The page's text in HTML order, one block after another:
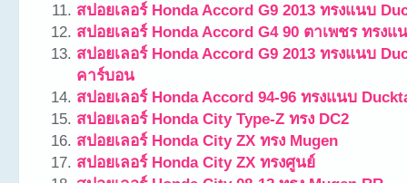
สปอยเลอร์ Honda Accord G9 2013 ทรงแนบ
สปอยเลอร์ Honda Accord G4 90 ตาเพชร ทรงแ
สปอยเลอร์ Honda Accord G9 2013 ทรงแนบ
คาร์บอน
สปอยเลอร์ Honda Accord 94-96 ทรงแนบ
สปอยเลอร์ Honda City Type-Z ทรง DC2
สปอยเลอร์ Honda City ZX ทรง Mugen
สปอยเลอร์ Honda City ZX ทรงศูนย์